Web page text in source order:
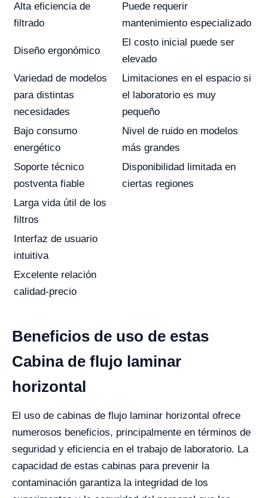
Alta eficiencia de
filtrado
Puede requerir
mantenimiento especializado
Diseño ergonómico
El costo inicial puede ser
elevado
Variedad de modelos
para distintas
necesidades
Limitaciones en el espacio si
el laboratorio es muy
pequeño
Bajo consumo
energético
Nivel de ruido en modelos
más grandes
Soporte técnico
postventa fiable
Disponibilidad limitada en
ciertas regiones
Larga vida útil de los
filtros
Interfaz de usuario
intuitiva
Excelente relación
calidad-precio
Beneficios de uso de estas
Cabina de flujo laminar
horizontal
El uso de cabinas de flujo laminar horizontal ofrece
numerosos beneficios, principalmente en términos de
seguridad y eficiencia en el trabajo de laboratorio. La
capacidad de estas cabinas para prevenir la
contaminación garantiza la integridad de los